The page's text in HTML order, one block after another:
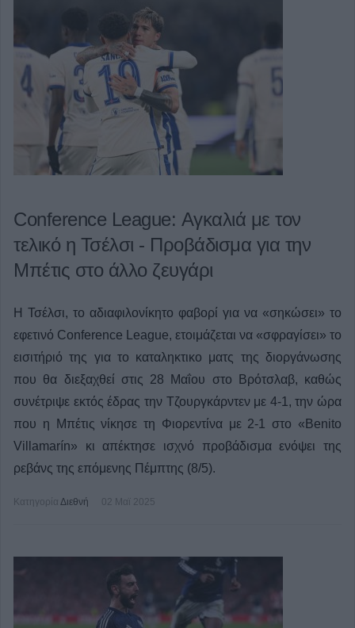
Conference League: Αγκαλιά με τον
τελικό η Τσέλσι - Προβάδισμα για την
Μπέτις στο άλλο ζευγάρι
Η Τσέλσι, το αδιαφιλονίκητο φαβορί για να «σηκώσει» το
εφετινό Conference League, ετοιμάζεται να «σφραγίσει» το
εισιτήριό της για το καταληκτικο ματς της διοργάνωσης
που θα διεξαχθεί στις 28 Μαΐου στο Βρότσλαβ, καθώς
συνέτριψε εκτός έδρας την Τζουργκάρντεν με 4-1, την ώρα
που η Μπέτις νίκησε τη Φιορεντίνα με 2-1 στο «Benito
Villamarín» κι απέκτησε ισχνό προβάδισμα ενόψει της
ρεβάνς της επόμενης Πέμπτης (8/5).
Κατηγορία Διεθνή 02 Μαϊ 2025